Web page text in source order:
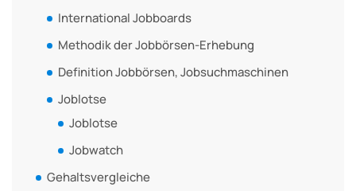
International Jobboards
Methodik der Jobbörsen-Erhebung
Definition Jobbörsen, Jobsuchmaschinen
Joblotse
Joblotse
Jobwatch
Gehaltsvergleiche